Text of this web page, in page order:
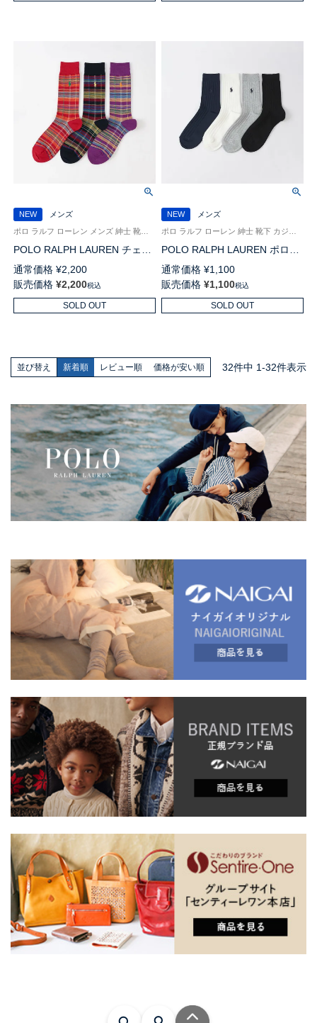
NEW
メンズ
POLO RALPH LAUREN チェッ
ク ワンポイント刺しゅう 日本
製 クルー丈 ソックス
02012515
通常価格 ¥2,200
販売価格 ¥2,200税込
SOLD OUT
NEW
メンズ
POLO RALPH LAUREN ポロポ
ニー刺しゅう リブ ミドル丈 ソ
ックス メンズ 02012030
通常価格 ¥1,100
販売価格 ¥1,100税込
SOLD OUT
並び替え 新着順 レビュー順 価格が安い順 32件中 1-32件表示